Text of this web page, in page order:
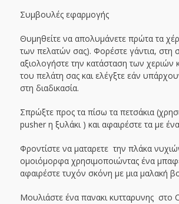
Συμβουλές εφαρμογής
Θυμηθείτε να απολυμάνετε πρώτα τα
των πελατών σας). Φορέστε γάντια, στη
αξιολογήστε την κατάσταση των χεριών
του πελάτη σας και ελέγξτε εάν
στη διαδικασία.
Σπρώξτε προς τα πίσω τα πετσάκια
pusher η ξυλάκι ) και αφαιρέστε τα με
Φροντίστε να ματαρετε την πλάκα
ομοιόμορφα χρησιμοποιώντας ένα
αφαιρέστε τυχόν σκόνη με μια μαλακή
Μουλιάστε ένα πανακι κυτταρυνης στο